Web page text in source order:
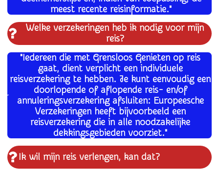
meest recente reisinformatie."
Welke verzekeringen heb ik nodig voor mijn
reis?
"Iedereen die met Grensloos Genieten op reis
gaat, dient verplicht een individuele
reisverzekering te hebben. Je kunt eenvoudig een
doorlopende of aflopende reis- en/of
annuleringsverzekering afsluiten: Europeesche
Verzekeringen heeft bijvoorbeeld een
reisverzekering die in alle noodzakelijke
dekkingsgebieden voorziet."
Ik wil mijn reis verlengen, kan dat?